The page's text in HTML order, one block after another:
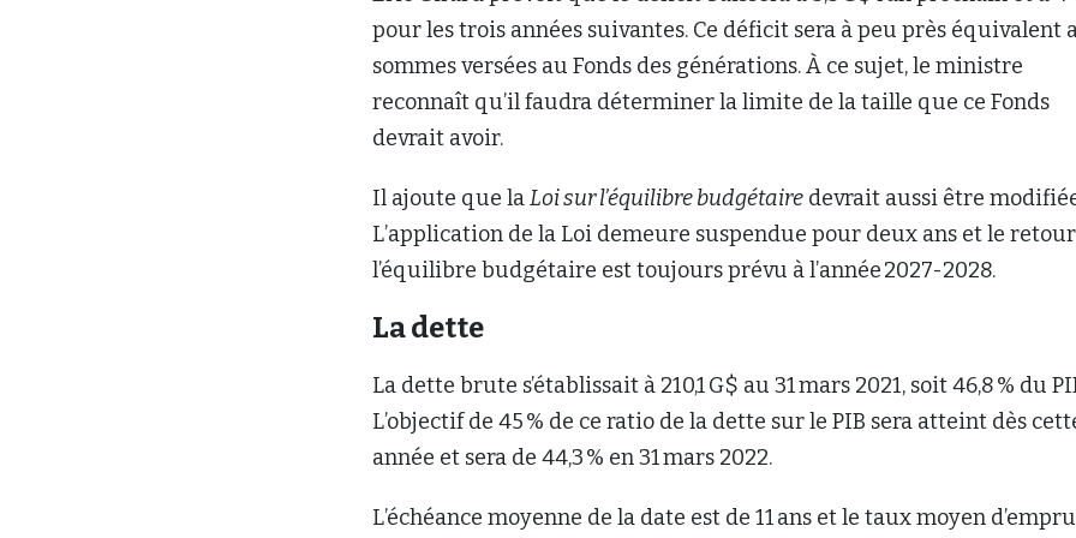
pour les trois années suivantes. Ce déficit sera à peu près équivalent
sommes versées au Fonds des générations. À ce sujet, le ministre
reconnaît qu’il faudra déterminer la limite de la taille que ce Fonds
devrait avoir.
Il ajoute que laLoi sur l’équilibre budgétaire devrait aussi être
L’application de la Loi demeure suspendue pour deux ans et le
l’équilibre budgétaire est toujours prévu à l’année 2027-2028.
La dette
La dette brute s’établissait à 210,1 G$ au 31 mars 2021, soit 46,8 % du
L’objectif de 45 % de ce ratio de la dette sur le PIB sera atteint dès
année et sera de 44,3 % en 31 mars 2022.
L’échéance moyenne de la date est de 11 ans et le taux moyen